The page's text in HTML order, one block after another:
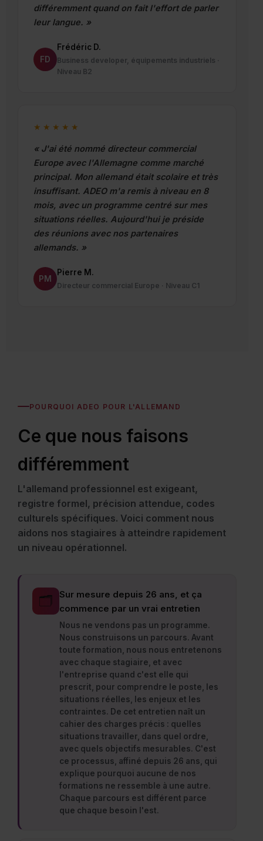
différemment quand on fait l'effort de parler
leur langue. »
FD
Frédéric D.
Business developer, équipements industriels ·
Niveau B2
★★★★★
« J'ai été nommé directeur commercial
Europe avec l'Allemagne comme marché
principal. Mon allemand était scolaire et très
insuffisant. ADEO m'a remis à niveau en 8
mois, avec un programme centré sur mes
situations réelles. Aujourd'hui je préside
des réunions avec nos partenaires
allemands. »
PM
Pierre M.
Directeur commercial Europe · Niveau C1
POURQUOI ADEO POUR L'ALLEMAND
Ce que nous faisons
différemment
L'allemand professionnel est exigeant,
registre formel, précision attendue, codes
culturels spécifiques. Voici comment nous
aidons nos stagiaires à atteindre rapidement
un niveau opérationnel.
🗂
Sur mesure depuis 26 ans, et ça
commence par un vrai entretien
Nous ne vendons pas un programme.
Nous construisons un parcours. Avant
toute formation, nous nous entretenons
avec chaque stagiaire, et avec
l'entreprise quand c'est elle qui
prescrit, pour comprendre le poste, les
situations réelles, les enjeux et les
contraintes. De cet entretien naît un
cahier des charges précis : quelles
situations travailler, dans quel ordre,
avec quels objectifs mesurables. C'est
ce processus, affiné depuis 26 ans, qui
explique pourquoi aucune de nos
formations ne ressemble à une autre.
Chaque parcours est différent parce
que chaque besoin l'est.